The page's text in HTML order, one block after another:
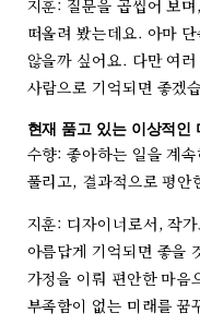
지훈: 질문을 곱씹어 보
떠올려 봤는데요. 아마 단
않을까 싶어요. 다만 여
사람으로 기억되면 좋겠
현재 품고 있는 이상적인
수향: 좋아하는 일을 계
풀리고, 결과적으로 평안
지훈: 디자이너로서, 작
아름답게 기억되면 좋을
가정을 이뤄 편안한 마음
부족함이 없는 미래를 꿈